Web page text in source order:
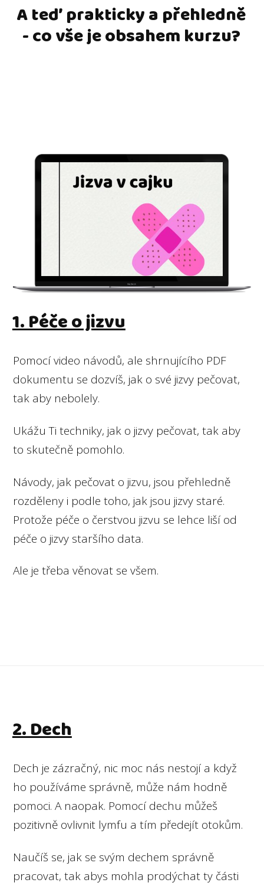
A teď prakticky a přehledně
- co vše je obsahem kurzu?
1. Péče o jizvu
Pomocí video návodů, ale shrnujícího PDF
dokumentu se dozvíš, jak o své jizvy pečovat,
tak aby nebolely.
Ukážu Ti techniky, jak o jizvy pečovat, tak aby
to skutečně pomohlo.
Návody, jak pečovat o jizvu, jsou přehledně
rozděleny i podle toho, jak jsou jizvy staré.
Protože péče o čerstvou jizvu se lehce liší od
péče o jizvy staršího data.
Ale je třeba věnovat se všem.
2. Dech
Dech je zázračný, nic moc nás nestojí a když
ho používáme správně, může nám hodně
pomoci. A naopak. Pomocí dechu můžeš
pozitivně ovlivnit lymfu a tím předejít otokům.
Naučíš se, jak se svým dechem správně
pracovat, tak abys mohla prodýchat ty části